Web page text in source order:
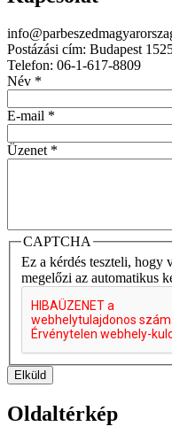
Postázási cím: Budapest
Telefon: 06-1-617-8809
Név *
E-mail *
Üzenet *
CAPTCHA
Ez a kérdés teszteli, hogy
megelőzi az automatikus
Elküld
Oldaltérkép